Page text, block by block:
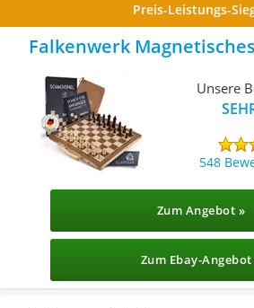
Preis-Leistungs-
Falkenwerk
Unsere
548
Zum Angebot »
Zum Ebay-Angebot